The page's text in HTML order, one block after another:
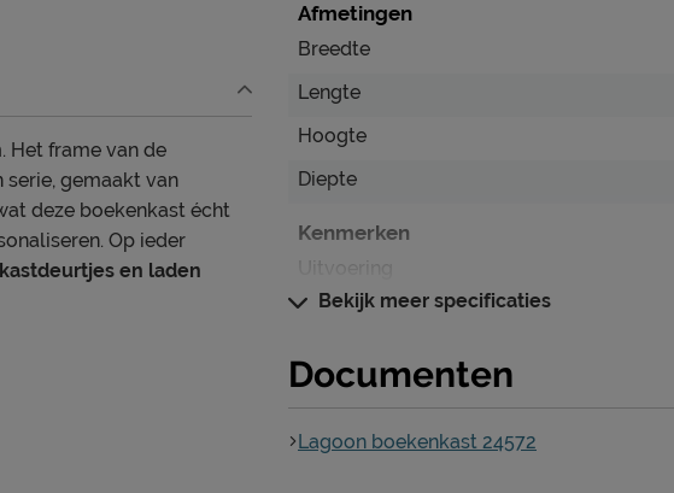
. Het frame van de
serie, gemaakt van
deze boekenkast écht
Op ieder
en laden
Afmetingen
Breedte
Lengte
Hoogte
Diepte
Kenmerken
Kleur
Materiaal
Goed om te weten
Bekijk meer specificaties
Documenten
Lagoon boekenkast 24572